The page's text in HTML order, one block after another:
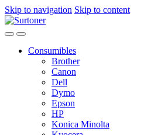
Skip to navigation Skip to content
Consumibles
Brother
Canon
Dell
Dymo
Epson
HP
Konica Minolta